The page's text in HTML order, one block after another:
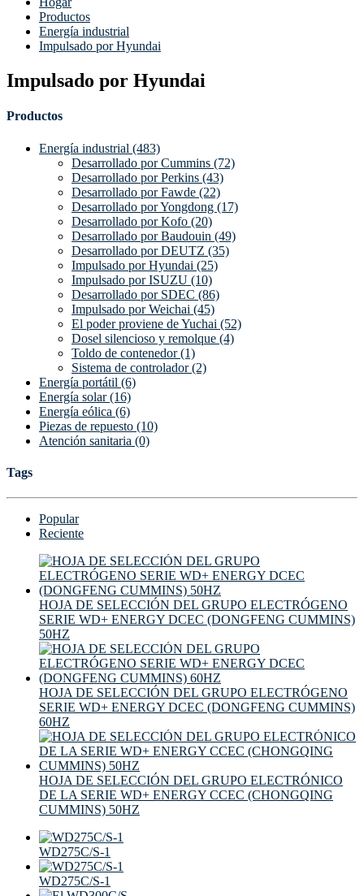
Productos
Energía industrial
Impulsado por Hyundai
Impulsado por Hyundai
Productos
Energía industrial (483)
Desarrollado por Cummins (72)
Desarrollado por Perkins (43)
Desarrollado por Fawde (22)
Desarrollado por Yongdong (17)
Desarrollado por Kofo (20)
Desarrollado por Baudouin (49)
Desarrollado por DEUTZ (35)
Impulsado por Hyundai (25)
Impulsado por ISUZU (10)
Desarrollado por SDEC (86)
Impulsado por Weichai (45)
El poder proviene de Yuchai (52)
Dosel silencioso y remolque (4)
Toldo de contenedor (1)
Sistema de controlador (2)
Energía portátil (6)
Energía solar (16)
Energía eólica (6)
Piezas de repuesto (10)
Atención sanitaria (0)
Tags
Popular
Reciente
HOJA DE SELECCIÓN DEL GRUPO ELECTRÓGENO
SERIE WD+ ENERGY DCEC (DONGFENG CUMMINS)
50HZ
HOJA DE SELECCIÓN DEL GRUPO ELECTRÓGENO
SERIE WD+ ENERGY DCEC (DONGFENG CUMMINS)
60HZ
HOJA DE SELECCIÓN DEL GRUPO ELECTRÓNICO
DE LA SERIE WD+ ENERGY CCEC (CHONGQING
CUMMINS) 50HZ
WD275C/S-1
WD275C/S-1